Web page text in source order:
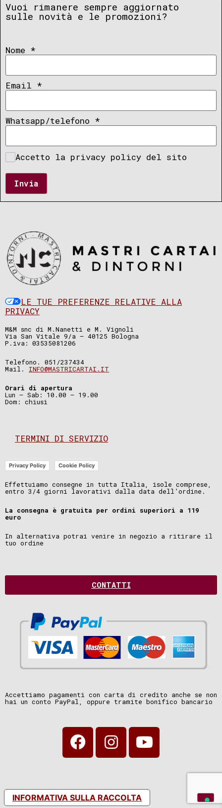
Vuoi rimanere sempre aggiornato
sulle novità e le promozioni?
Nome *
Email *
Whatsapp/telefono *
Accetto la privacy policy del sito
Invia
LE TUE PREFERENZE RELATIVE ALLA
PRIVACY
M&M snc di M.Nanetti e M. Vignoli
Via San Vitale 9/a – 40125 Bologna
P.iva: 03535081206
Telefono. 051/237434
Mail. INFO@MASTRICARTAI.IT
Orari di apertura
Lun – Sab: 10.00 – 19.00
Dom: chiusi
TERMINI DI SERVIZIO
Privacy Policy Cookie Policy
Effettuiamo consegne in tutta Italia, isole comprese,
entro 3/4 giorni lavorativi dalla data dell’ordine.
La consegna è gratuita per ordini superiori a 119
euro
In alternativa potrai venire in negozio a ritirare il
tuo ordine
CONTATTI
Accettiamo pagamenti con carta di credito anche se non
hai un conto PayPal, oppure tramite bonifico bancario
INFORMATIVA SULLA RACCOLTA